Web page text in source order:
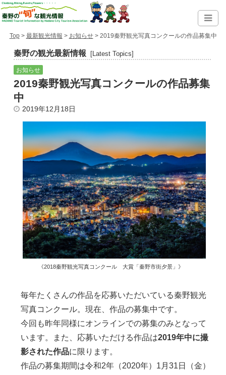
Top> 最新観光情報 > お知らせ> 2019秦野観光写真コンクールの作品募集中
秦野の観光最新情報 [Latest Topics]
お知らせ
2019秦野観光写真コンクールの作品募集
中
2019年12月18日
《2018秦野観光写真コンクール 大賞「秦野市街夕景」》
毎年たくさんの作品を応募いただいている秦野観光
写真コンクール。現在、作品の募集中です。
今回も昨年同様にオンラインでの募集のみとなって
います。また、応募いただける作品は2019年中に撮
影された作品に限ります。
作品の募集期間は令和2年（2020年）1月31日（金）